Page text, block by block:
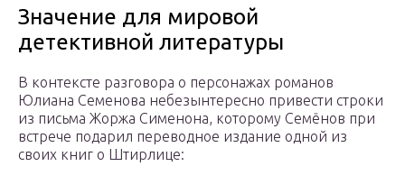
Значение для мировой
детективной литературы
В контексте разговора о персонажах романов
Юлиана Семенова небезынтересно привести строки
из письма Жоржа Сименона, которому Семёнов при
встрече подарил переводное издание одной из
своих книг о Штирлице: